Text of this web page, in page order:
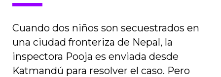
Cuando dos niños son secuestrados en
una ciudad fronteriza de Nepal, la
inspectora Pooja es enviada desde
Katmandú para resolver el caso. Pero